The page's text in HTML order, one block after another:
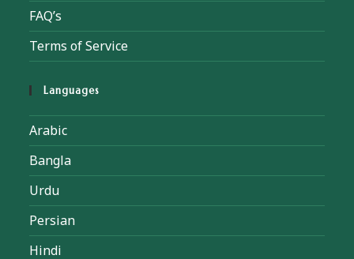
FAQ’s
Terms of Service
Languages
Arabic
Bangla
Urdu
Persian
Hindi